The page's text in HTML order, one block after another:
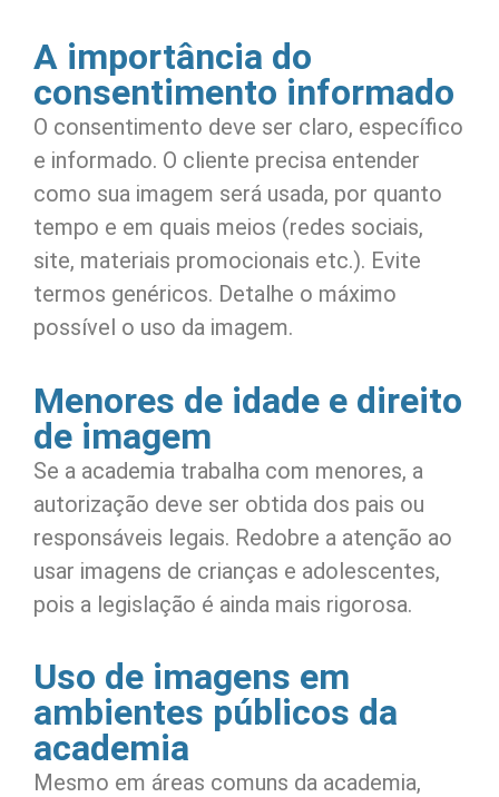
A importância do
consentimento informado
O consentimento deve ser claro, específico
e informado. O cliente precisa entender
como sua imagem será usada, por quanto
tempo e em quais meios (redes sociais,
site, materiais promocionais etc.). Evite
termos genéricos. Detalhe o máximo
possível o uso da imagem.
Menores de idade e direito
de imagem
Se a academia trabalha com menores, a
autorização deve ser obtida dos pais ou
responsáveis legais. Redobre a atenção ao
usar imagens de crianças e adolescentes,
pois a legislação é ainda mais rigorosa.
Uso de imagens em
ambientes públicos da
academia
Mesmo em áreas comuns da academia,